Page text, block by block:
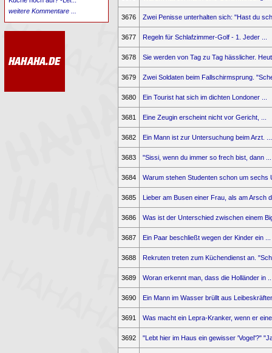
3676 Zwei Penisse unterhalten sich: "Hast du
3677 Regeln für Schlafzimmer-Golf - 1. Jeder ...
3678 Sie werden von Tag zu Tag hässlicher.
3679 Zwei Soldaten beim Fallschirmsprung.
3680 Ein Tourist hat sich im dichten Londoner ...
3681 Eine Zeugin erscheint nicht vor Gericht, ...
3682 Ein Mann ist zur Untersuchung beim Arzt. ...
3683 "Sissi, wenn du immer so frech bist, dann ...
3684 Warum stehen Studenten schon um sechs
3685 Lieber am Busen einer Frau, als am Arsch
3686 Was ist der Unterschied zwischen einem
3687 Ein Paar beschließt wegen der Kinder ein ...
3688 Rekruten treten zum Küchendienst an.
3689 Woran erkennt man, dass die Holländer in
3690 Ein Mann im Wasser brüllt aus
3691 Was macht ein Lepra-Kranker, wenn er
3692 "Lebt hier im Haus ein gewisser 'Vogel'?"
weitere Kommentare ...